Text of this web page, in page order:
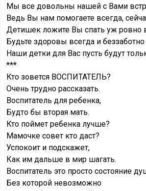
Мы все довольны нашей с Вами
Ведь Вы нам помогаете всегда,
Детишек ложите Вы спать уж ровно
Будьте здоровы всегда и
Наши детки для Вас пусть будут
***
Кто зовется ВОСПИТАТЕЛЬ?
Очень трудно рассказать.
Воспитатель для ребенка,
Будто бы вторая мать.
Кто поймет ребенка лучше?
Мамочке совет кто даст?
Успокоит и подскажет,
Как им дальше в мир шагать.
Воспитатель это просто состояние
Без которой невозможно